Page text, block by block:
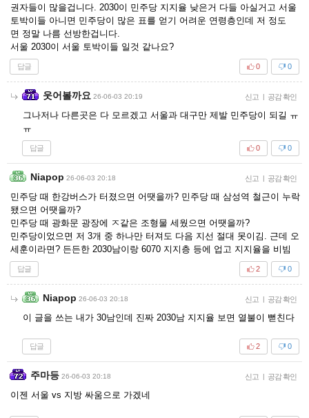
권자들이 많을겁니다. 2030이 민주당 지지율 낮은거 다들 아실거고 서울
토박이들 아니면 민주당이 많은 표를 얻기 어려운 연령층인데 저 정도
면 정말 나름 선방한겁니다.
서울 2030이 서울 토박이들 일것 같나요?
답글 0
0
웃어볼까요 26-06-03 20:19 신고 | 공감 확인
그나저나 다른곳은 다 모르겠고 서울과 대구만 제발 민주당이 되길 ㅠ
ㅠ
답글 0
0
Niapop 26-06-03 20:18 신고 | 공감 확인
민주당 때 한강버스가 터졌으면 어땟을까? 민주당 때 삼성역 철근이 누락
됐으면 어땟을까?
민주당 때 광화문 광장에 ㅈ같은 조형물 세웠으면 어땟을까?
민주당이었으면 저 3개 중 하나만 터져도 다음 지선 절대 못이김. 근데 오
세훈이라면? 든든한 2030남이랑 6070 지지층 등에 업고 지지율을 비빔
답글 0
2
Niapop 26-06-03 20:18 신고 | 공감 확인
이 글을 쓰는 내가 30남인데 진짜 2030남 지지율 보면 열불이 뻗친다
답글 0
2
주마등 26-06-03 20:18 신고 | 공감 확인
이젠 서울 vs 지방 싸움으로 가겠네